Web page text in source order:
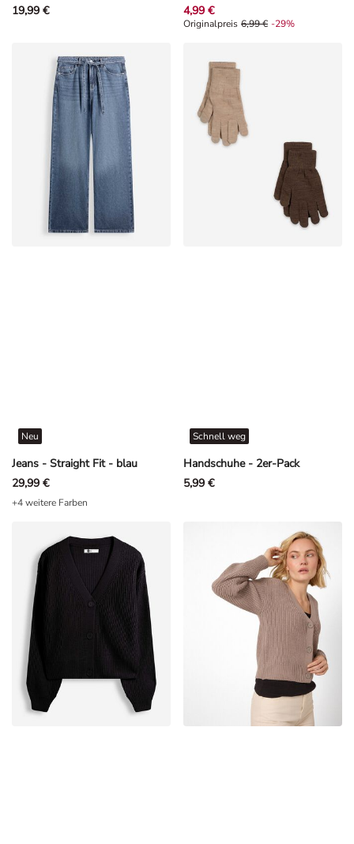
19,99 €
4,99 €
Originalpreis 6,99 €, Rabat -29%
Originalpreis 6,99 € -29%
Jeans - Straight Fit - blau
Neu
29,99 €
+4 weitere Farben
Handschuhe - 2er-Pack
Schnell weg
5,99 €